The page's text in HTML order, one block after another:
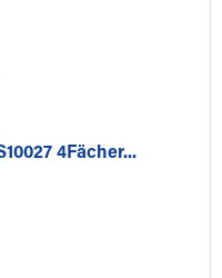
4Fächer...